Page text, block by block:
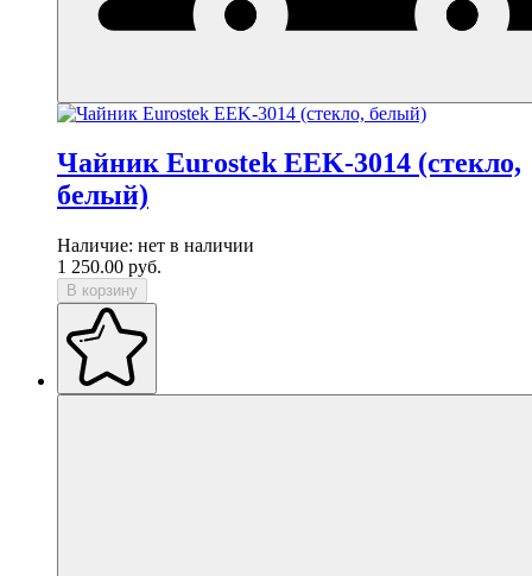
Чайник Eurostek EEK-3014 (стекло,
белый)
Наличие: нет в наличии
1 250.00 руб.
В корзину